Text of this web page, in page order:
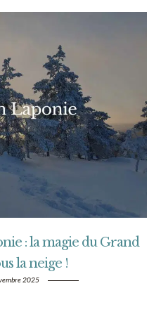
: la magie du Grand
la neige !
2025